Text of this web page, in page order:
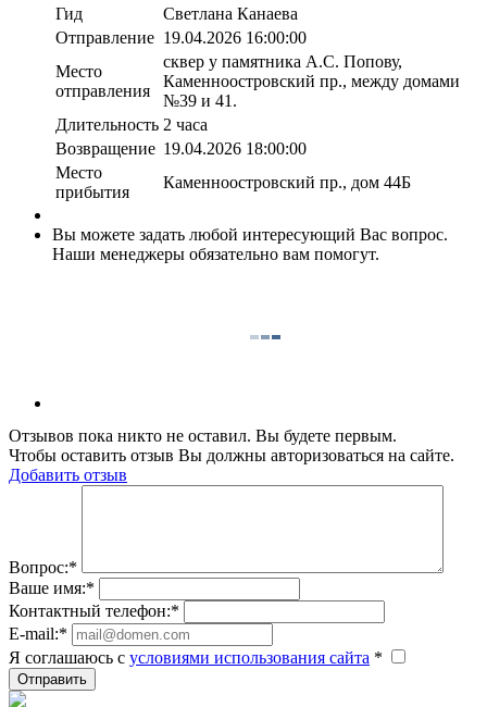
Гид
Светлана Канаева
Отправление 19.04.2026 16:00:00
Место
отправления
сквер у памятника А.С. Попову,
Каменноостровский пр., между домами
№39 и 41.
Длительность 2 часа
Возвращение 19.04.2026 18:00:00
Место
прибытия
Каменноостровский пр., дом 44Б
Вы можете задать любой интересующий Вас вопрос.
Наши менеджеры обязательно вам помогут.
Отзывов пока никто не оставил. Вы будете первым.
Чтобы оставить отзыв Вы должны авторизоваться на сайте.
Добавить отзыв
Вопрос:*
Ваше имя:*
Контактный телефон:*
E-mail:*
Я соглашаюсь c условиями использования сайта *
Отправить